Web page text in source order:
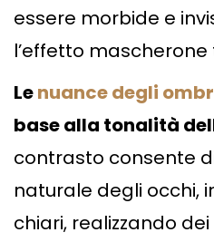
essere morbide e
l’effetto
Lenuance degli
base alla tonalità
contrasto consente
naturale degli occhi,
chiari, realizzando